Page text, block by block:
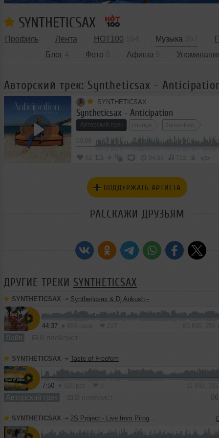
SYNTHETICSAX
Профиль Лента HOT100 Музыка
Блог
Фото Афиша
Авторский трек: Syntheticsax -
SYNTHETICSAX
Syntheticsax - Anticipation
Авторский трек Lounge Dance-Pop
62 04:36 702 </>
ПОДДЕРЖАТЬ АРТИСТА
РАССКАЖИ ДРУЗЬЯМ
ДРУГИЕ ТРЕКИ SYNTHETICSAX
SYNTHETICSAX ➝ Syntheticsax & Dj Ankush - Live saxophone mix from Bastian Riviera (GOA 2026)
44:37
Лайв
SYNTHETICSAX ➝ Taste of Freefom
7:50
Авторский трек
SYNTHETICSAX ➝ 2S Project - Live from Pirogovo (24-05-2025) Part 1